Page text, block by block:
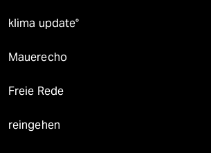
klima update°
Mauerecho
Freie Rede
reingehen